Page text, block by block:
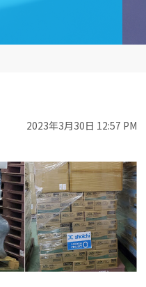
2023年3月30日 12:57 PM